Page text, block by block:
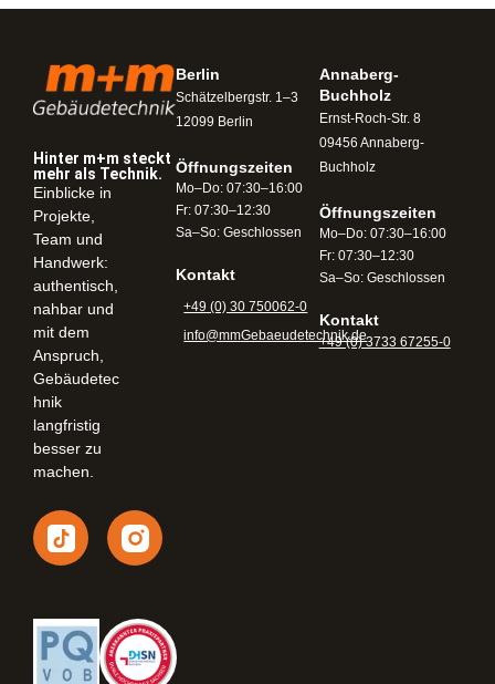
Hinter m+m steckt
mehr als Technik.
Einblicke in
Projekte,
Team und
Handwerk:
authentisch,
nahbar und
mit dem
Anspruch,
Gebäudetec
hnik
langfristig
besser zu
machen.
Berlin
Schätzelbergstr. 1–3
12099 Berlin
Öffnungszeiten​
Mo–Do: 07:30–16:00
Fr: 07:30–12:30
Sa–So: Geschlossen
Kontakt
+49 (0) 30 750062-0
info@mmGebaeudetechnik.de
Annaberg-
Buchholz
Ernst-Roch-Str. 8
09456 Annaberg-
Buchholz
Öffnungszeiten​
Mo–Do: 07:30–16:00
Fr: 07:30–12:30
Sa–So: Geschlossen
Kontakt
+49 (0) 3733 67255-0